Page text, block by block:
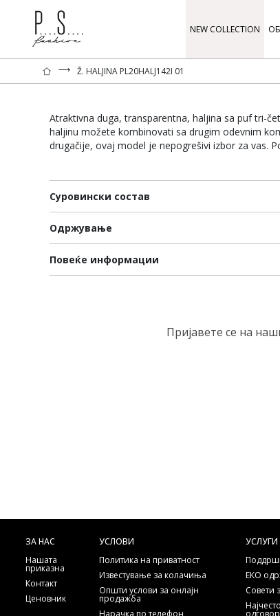
NEW COLLECTION
⟶ Ž. HALJINA PL20HALJ142I 01
Atraktivna duga, transparentna, haljina sa puf tri-
haljinu možete kombinovati sa drugim odevnim
drugačije, ovaj model je nepogrešivi izbor za vas.
Суровински состав
Одржување
Повеќе информации
Пријавете се на
ЗА НАС
Нашата
приказна
Контакт
Ценовник
УСЛОВИ
Политика на приватност
Известување за колачиња
Општи услови за онлајн
продажба
Нарачка по телефон
УСЛУГИ
ЕКО
Совети